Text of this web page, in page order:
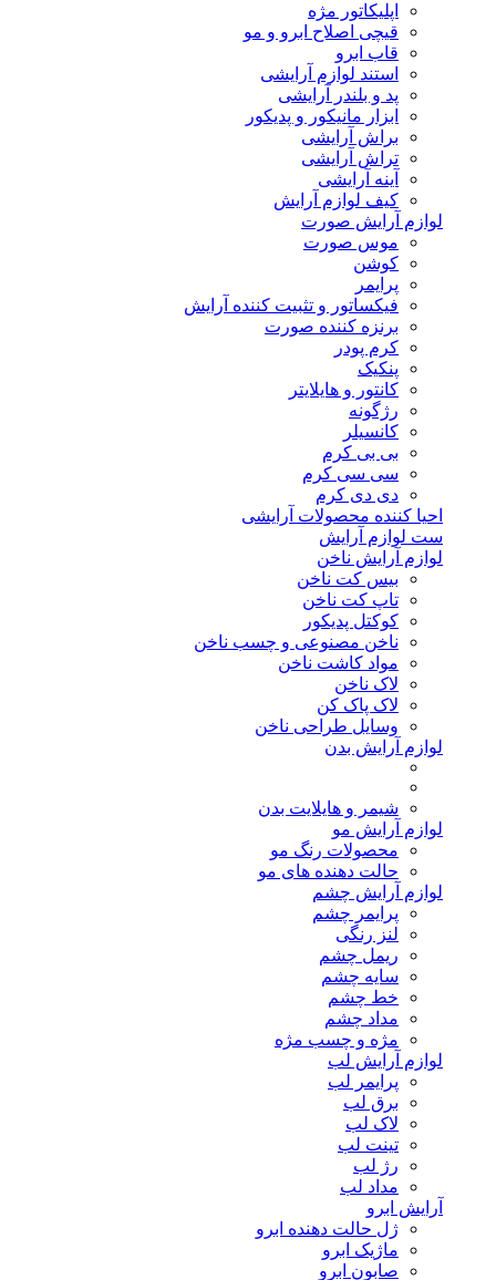
اپلیکاتور مژه
قیچی اصلاح ابرو و مو
قاب ابرو
استند لوازم آرایشی
پد و بلندر آرایشی
ابزار مانیکور و پدیکور
براش آرایشی
تراش آرایشی
آینه آرایشی
کیف لوازم آرایش
لوازم آرایش صورت
موس صورت
کوشن
پرایمر
فیکساتور و تثبیت کننده آرایش
برنزه کننده صورت
کرم پودر
پنکیک
کانتور و هایلایتر
رژگونه
کانسیلر
بی بی کرم
سی سی کرم
دی دی کرم
احیا کننده محصولات آرایشی
ست لوازم آرایش
لوازم آرایش ناخن
بیس کت ناخن
تاپ کت ناخن
کوکتل پدیکور
ناخن مصنوعی و چسب ناخن
مواد کاشت ناخن
لاک ناخن
لاک پاک کن
وسایل طراحی ناخن
لوازم آرایش بدن
شیمر و هایلایت بدن
لوازم آرایش مو
محصولات رنگ مو
حالت دهنده های مو
لوازم آرایش چشم
پرایمر چشم
لنز رنگی
ریمل چشم
سایه چشم
خط چشم
مداد چشم
مژه و چسب مژه
لوازم آرایش لب
پرایمر لب
برق لب
لاک لب
تینت لب
رژ لب
مداد لب
آرایش ابرو
ژل حالت دهنده ابرو
ماژیک ابرو
صابون ابرو